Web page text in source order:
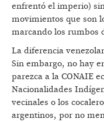
enfrentó el imperio)
movimientos que son
marcando los rumbos
La diferencia
Sin embargo, no hay
parezca a la CONAIE
Nacionalidades
vecinales o los
argentinos, por no